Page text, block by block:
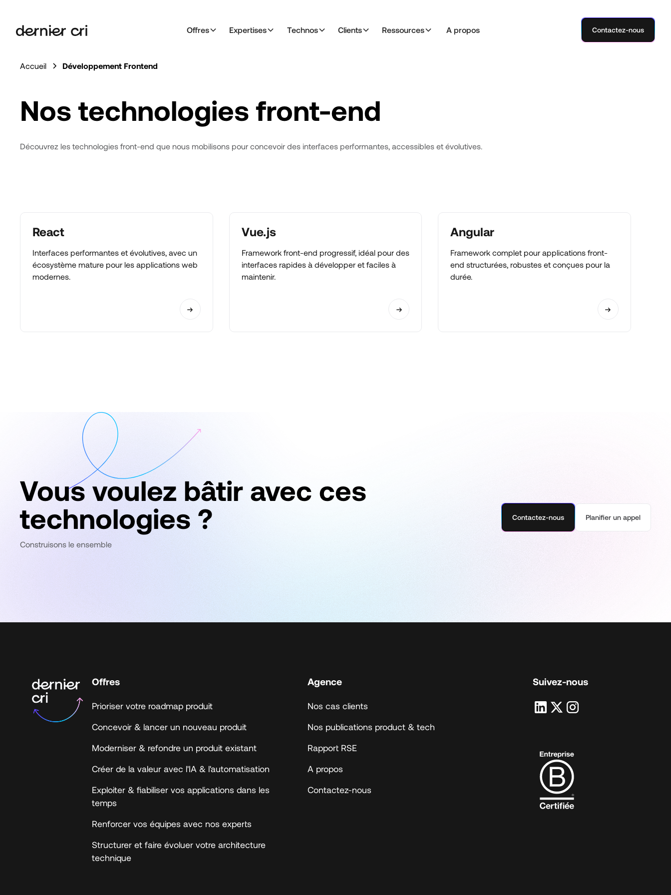
Offres Expertises Technos Clients Ressources A propos Contactez-nous
Accueil Développement Frontend
Nos technologies front-end
Découvrez les technologies front-end que nous mobilisons pour concevoir des interfaces performantes, accessibles et évolutives.
React
Interfaces performantes et évolutives, avec un
écosystème mature pour les applications web
modernes.
Vue.js
Framework front-end progressif, idéal pour des
interfaces rapides à développer et faciles à
maintenir.
Angular
Framework complet pour applications front-
end structurées, robustes et conçues pour la
durée.
Vous voulez bâtir avec ces
technologies ?
Construisons le ensemble
Contactez-nous Planifier un appel
Offres
Prioriser votre roadmap produit
Concevoir & lancer un nouveau produit
Moderniser & refondre un produit existant
Créer de la valeur avec l'IA & l'automatisation
Exploiter & fiabiliser vos applications dans les
temps
Renforcer vos équipes avec nos experts
Structurer et faire évoluer votre architecture
technique
Agence
Nos cas clients
Nos publications product & tech
Rapport RSE
A propos
Contactez-nous
Suivez-nous